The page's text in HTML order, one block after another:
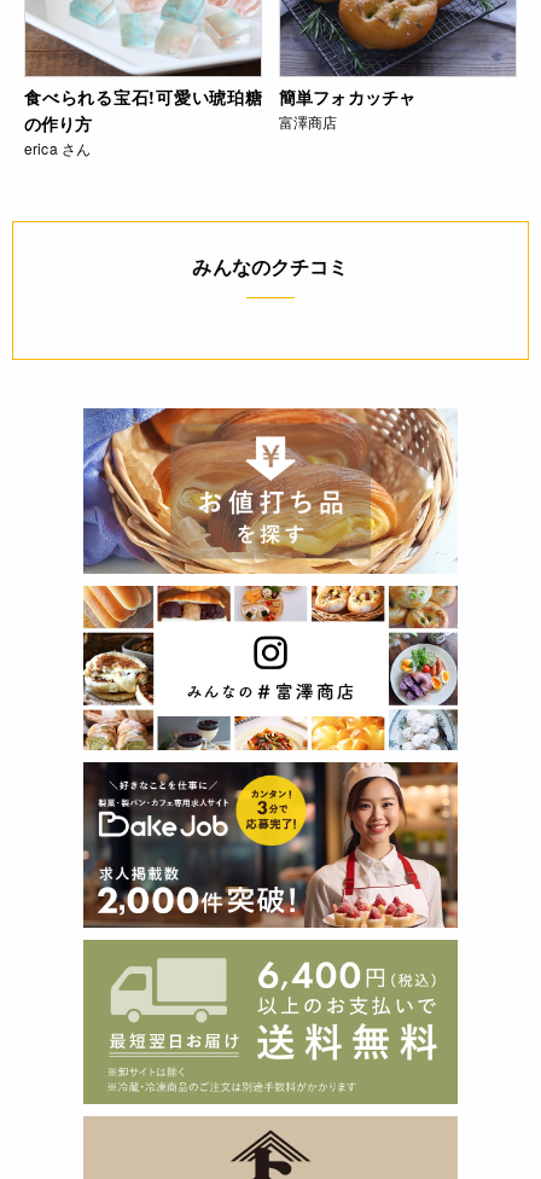
食べられる宝石!可愛い琥珀糖
の作り方
erica さん
簡単フォカッチャ
富澤商店
みんなのクチコミ